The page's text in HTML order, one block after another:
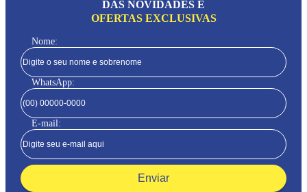
DAS NOVIDADES E
OFERTAS EXCLUSIVAS
Nome:
WhatsApp:
E-mail:
Enviar